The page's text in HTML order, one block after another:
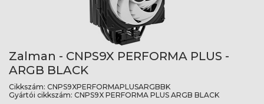
Zalman - CNPS9X PERFORMA PLUS -
ARGB BLACK
Cikkszám: CNPS9XPERFORMAPLUSARGBBK
Gyártói cikkszám: CNPS9X PERFORMA PLUS ARGB BLACK